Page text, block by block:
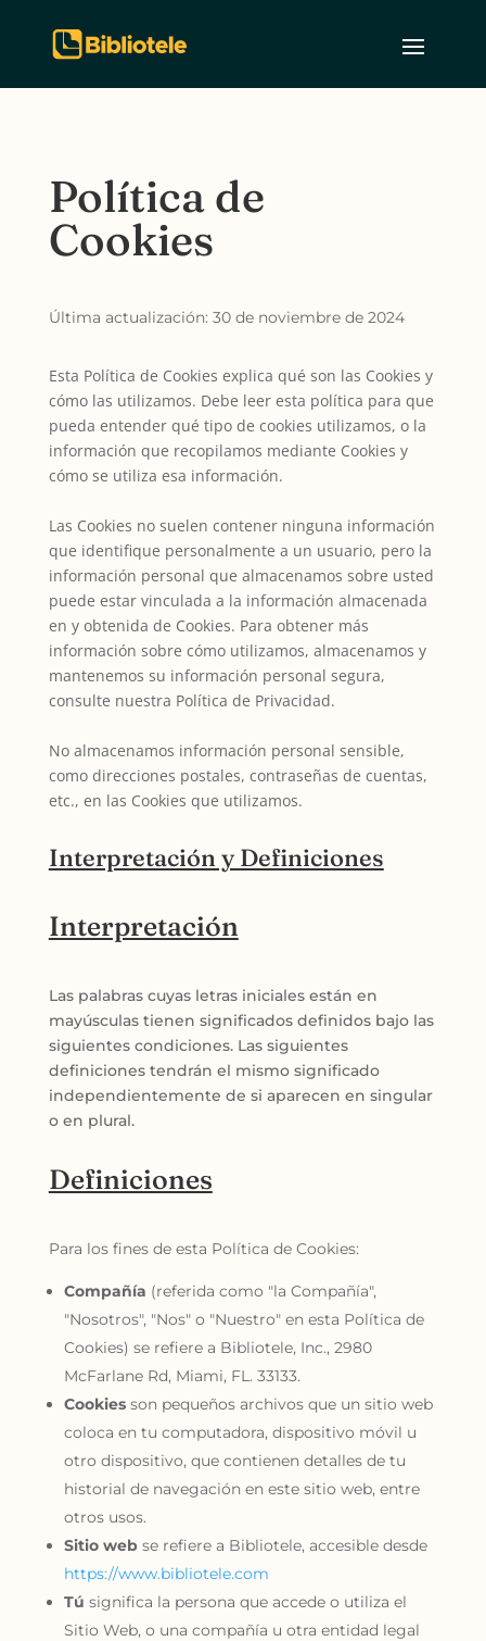
Política de
Cookies
Última actualización: 30 de noviembre de 2024
Esta Política de Cookies explica qué son las Cookies y
cómo las utilizamos. Debe leer esta política para que
pueda entender qué tipo de cookies utilizamos, o la
información que recopilamos mediante Cookies y
cómo se utiliza esa información.
Las Cookies no suelen contener ninguna información
que identifique personalmente a un usuario, pero la
información personal que almacenamos sobre usted
puede estar vinculada a la información almacenada
en y obtenida de Cookies. Para obtener más
información sobre cómo utilizamos, almacenamos y
mantenemos su información personal segura,
consulte nuestra Política de Privacidad.
No almacenamos información personal sensible,
como direcciones postales, contraseñas de cuentas,
etc., en las Cookies que utilizamos.
Interpretación y Definiciones
Interpretación
Las palabras cuyas letras iniciales están en
mayúsculas tienen significados definidos bajo las
siguientes condiciones. Las siguientes
definiciones tendrán el mismo significado
independientemente de si aparecen en singular
o en plural.
Definiciones
Para los fines de esta Política de Cookies:
Compañía (referida como "la Compañía",
"Nosotros", "Nos" o "Nuestro" en esta Política de
Cookies) se refiere a Bibliotele, Inc., 2980
McFarlane Rd, Miami, FL. 33133.
Cookiesson pequeños archivos que un sitio web
coloca en tu computadora, dispositivo móvil u
otro dispositivo, que contienen detalles de tu
historial de navegación en este sitio web, entre
otros usos.
Sitio webse refiere a Bibliotele, accesible desde
https://www.bibliotele.com
Tú significa la persona que accede o utiliza el
Sitio Web, o una compañía u otra entidad legal